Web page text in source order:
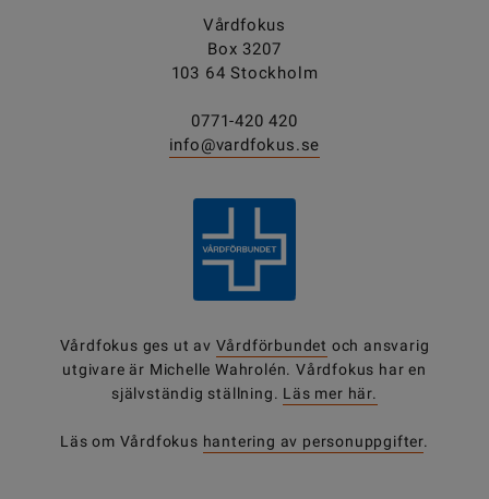
Vårdfokus
Box 3207
103 64 Stockholm
0771-420 420
info@vardfokus.se
Vårdfokus ges ut av Vårdförbundet och ansvarig
utgivare är Michelle Wahrolén. Vårdfokus har en
självständig ställning. Läs mer här.
Läs om Vårdfokus hantering av personuppgifter.